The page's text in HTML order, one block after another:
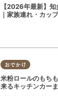
【2026年最新】
｜家族連れ・カッ
おでかけ
米粉ロールのもち
来るキッチンカー